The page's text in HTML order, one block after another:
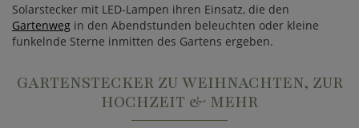
Solarstecker mit LED-Lampen ihren Einsatz, die den
Gartenweg in den Abendstunden beleuchten oder kleine
funkelnde Sterne inmitten des Gartens ergeben.
GARTENSTECKER ZU WEIHNACHTEN, ZUR
HOCHZEIT & MEHR